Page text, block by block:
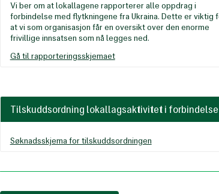
Vi ber om at lokallagene rapporterer alle oppdrag i
forbindelse med flytkningene fra Ukraina. Dette er viktig
at vi som organisasjon får en oversikt over den enorme
frivillige innsatsen som nå legges ned.
Gå til rapporteringsskjemaet
Tilskuddsordning lokallagsaktivitet i
Søknadsskjema for tilskuddsordningen